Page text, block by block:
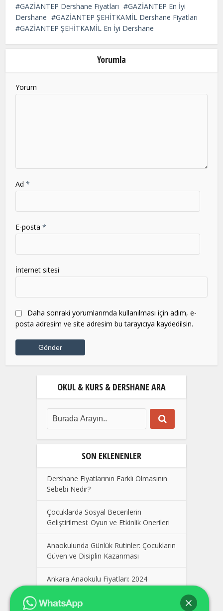
field
should
be
blank
GAZİANTEP Dershane Fiyatları
GAZİANTEP En İyi
Dershane
GAZİANTEP ŞEHİTKAMİL Dershane Fiyatları
GAZİANTEP ŞEHİTKAMİL En İyi Dershane
Yorumla
Yorum
Ad*
E-posta*
İnternet sitesi
Daha sonraki yorumlarımda kullanılması için adım, e-
posta adresim ve site adresim bu tarayıcıya kaydedilsin.
OKUL & KURS & DERSHANE ARA
SON EKLENENLER
Dershane Fiyatlarının Farklı Olmasının
Sebebi Nedir?
Çocuklarda Sosyal Becerilerin
Geliştirilmesi: Oyun ve Etkinlik Önerileri
Anaokulunda Günlük Rutinler: Çocukların
Güven ve Disiplin Kazanması
Ankara Anaokulu Fiyatları: 2024
Kolej Seçimi Yaparken Dikkat Edilmesi